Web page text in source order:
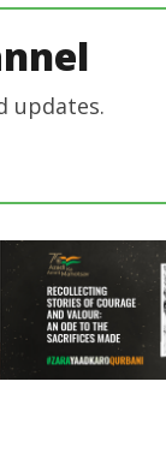
updates.